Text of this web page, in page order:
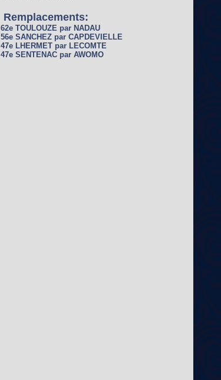
Remplacements:
62e TOULOUZE par NADAU
56e SANCHEZ par CAPDEVIELLE
47e LHERMET par LECOMTE
47e SENTENAC par AWOMO